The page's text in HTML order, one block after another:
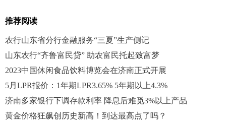
推荐阅读
农行山东省分行金融服务“三夏”生产侧记
山东农行“齐鲁富民贷” 助农富民托起致富梦
2023中国休闲食品饮料博览会在济南正式开展
5月LPR报价：1年期LPR3.65% 5年期以上4.3%
济南多家银行下调存款利率 降息后难觅3%以上产品
黄金价格狂飙创历史新高！到达最高点了吗？